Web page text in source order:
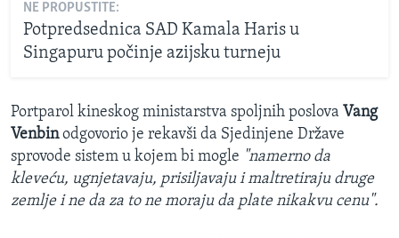
NE PROPUSTITE:
Potpredsednica SAD Kamala Haris u
Singapuru počinje azijsku turneju
Portparol kineskog ministarstva spoljnih poslova Vang
Venbinodgovorio je rekavši da Sjedinjene Države
sprovode sistem u kojem bi mogle "namerno da
kleveću, ugnjetavaju, prisiljavaju i maltretiraju druge
zemlje i ne da za to ne moraju da plate nikakvu cenu".